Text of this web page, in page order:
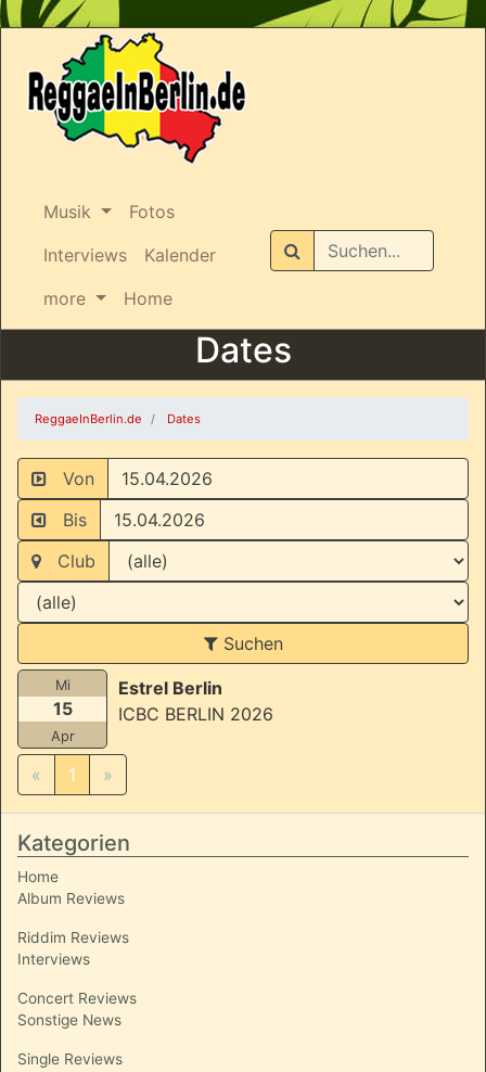
Musik
Fotos
Interviews
Kalender
more
Home
Suchen
Dates
ReggaeInBerlin.de Dates
Von
Bis
Club
Suchen
Mi
15
Apr
Estrel Berlin
ICBC BERLIN 2026
« 1 »
Kategorien
Home
Album Reviews
Riddim Reviews
Interviews
Concert Reviews
Sonstige News
Single Reviews